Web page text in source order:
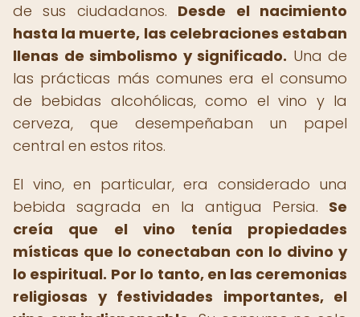
de sus ciudadanos. Desde el nacimiento
hasta la muerte, las celebraciones estaban
llenas de simbolismo y significado. Una de
las prácticas más comunes era el consumo
de bebidas alcohólicas, como el vino y la
cerveza, que desempeñaban un papel
central en estos ritos.
El vino, en particular, era considerado una
bebida sagrada en la antigua Persia. Se
creía que el vino tenía propiedades
místicas que lo conectaban con lo divino y
lo espiritual. Por lo tanto, en las ceremonias
religiosas y festividades importantes, el